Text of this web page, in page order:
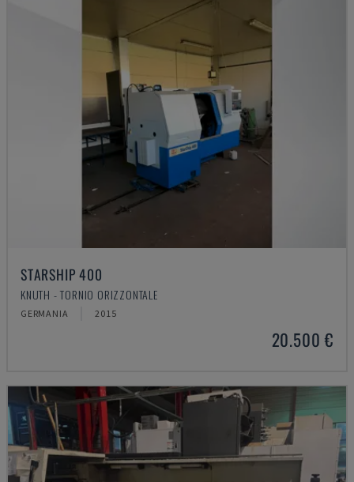
STARSHIP 400
KNUTH - TORNIO ORIZZONTALE
GERMANIA 2015
20.500 €